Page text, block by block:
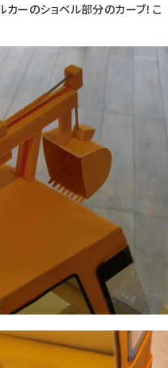
ーのショベル部分のカーブ！こ